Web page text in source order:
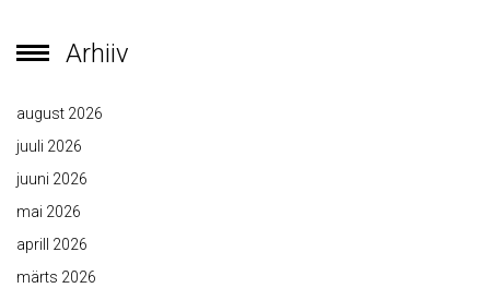
Arhiiv
august 2026
juuli 2026
juuni 2026
mai 2026
aprill 2026
märts 2026